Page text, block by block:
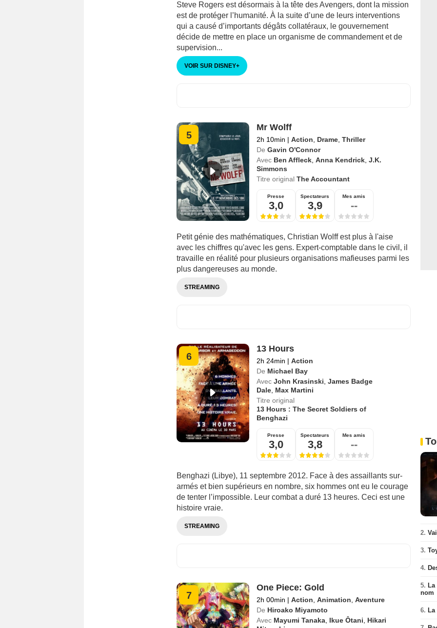
Steve Rogers est désormais à la tête des Avengers, dont la mission
est de protéger l’humanité. À la suite d’une de leurs interventions
qui a causé d’importants dégâts collatéraux, le gouvernement
décide de mettre en place un organisme de commandement et de
supervision...
VOIR SUR DISNEY+
5
Mr Wolff
2h 10min | Action Drame, Thriller
De Gavin O'Connor
Avec Ben Affleck, Anna Kendrick, J.K.
Simmons
Titre original The Accountant
Presse
3,0
Spectateurs
3,9
Mes amis
--
Petit génie des mathématiques, Christian Wolff est plus à l'aise
avec les chiffres qu'avec les gens. Expert-comptable dans le civil, il
travaille en réalité pour plusieurs organisations mafieuses parmi les
plus dangereuses au monde.
STREAMING
6
13 Hours
2h 24min | Action
De Michael Bay
Avec John Krasinski James Badge
Dale, Max Martini
Titre original
13 Hours : The Secret Soldiers of
Benghazi
Presse
3,0
Spectateurs
3,8
Mes amis
--
Benghazi (Libye), 11 septembre 2012. Face à des assaillants sur-
armés et bien supérieurs en nombre, six hommes ont eu le courage
de tenter l’impossible. Leur combat a duré 13 heures. Ceci est une
histoire vraie.
STREAMING
7
One Piece: Gold
2h 00min | Action Animation Aventure
De Hiroako Miyamoto
Avec Mayumi Tanaka, Ikue Ôtani
Hikari
2.
3.
4.
5.
nom
6.